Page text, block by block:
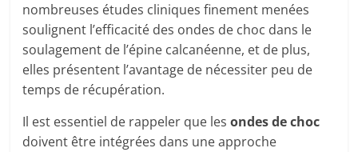
nombreuses études cliniques finement menées
soulignent l’efficacité des ondes de choc dans le
soulagement de l’épine calcanéenne, et de plus,
elles présentent l’avantage de nécessiter peu de
temps de récupération.
Il est essentiel de rappeler que lesondes de choc
doivent être intégrées dans une approche